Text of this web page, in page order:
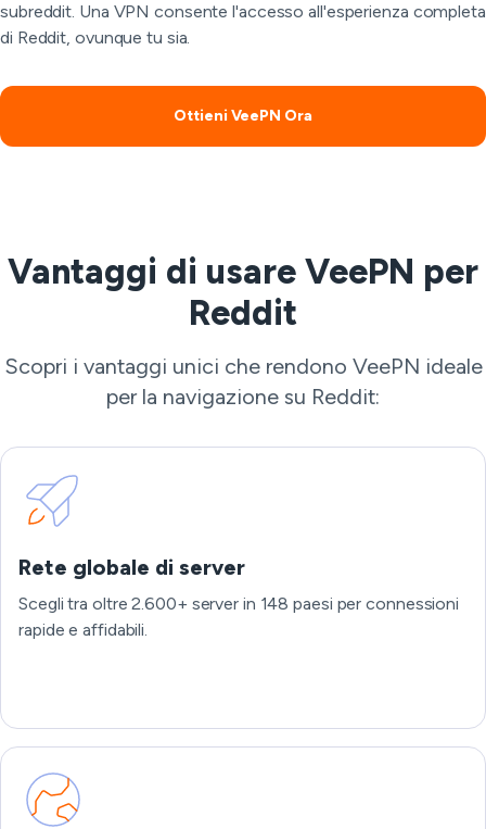
subreddit. Una VPN consente l'accesso all'esperienza completa
di Reddit, ovunque tu sia.
Ottieni VeePN Ora
Vantaggi di usare VeePN per
Reddit
Scopri i vantaggi unici che rendono VeePN ideale
per la navigazione su Reddit:
Rete globale di server
Scegli tra oltre 2.600+ server in 148 paesi per connessioni
rapide e affidabili.